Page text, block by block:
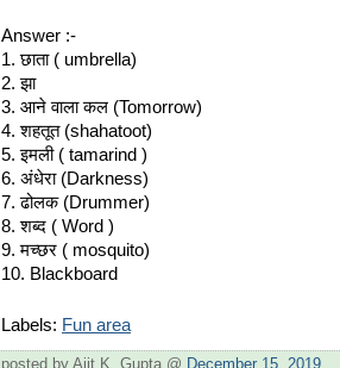
Answer :-
1. छाता ( umbrella)
2. झा
3. आने वाला कल (Tomorrow)
4.शहतूत (shahatoot)
5. इमली ( tamarind )
6. अंधेरा (Darkness)
7.ढोलक (Drummer)
8.शब्द ( Word )
9. मच्छर ( mosquito)
10. Blackboard
Labels: Fun area
posted by Ajit K. Gupta @ December 15, 2019